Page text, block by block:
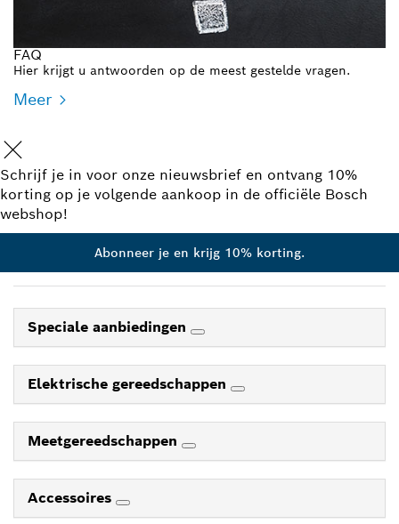
FAQ
Hier krijgt u antwoorden op de meest gestelde vragen.
Meer
Schrijf je in voor onze nieuwsbrief en ontvang 10%
korting op je volgende aankoop in de officiële Bosch
webshop!
Abonneer je en krijg 10% korting.
Speciale aanbiedingen
Elektrische gereedschappen
Meetgereedschappen
Accessoires